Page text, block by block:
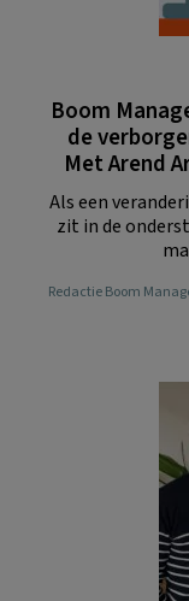
Boom
de
Met Arend
Als een
zit in de
Redactie Boom